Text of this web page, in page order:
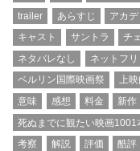
trailer
あらすじ アカ
キャスト
サントラ チ
ネタバレなし
ネットフ
ベルリン国際映画祭
上
意味
感想 料金 新作
死ぬまでに観たい映画1001
考察
解説 評価 酷評